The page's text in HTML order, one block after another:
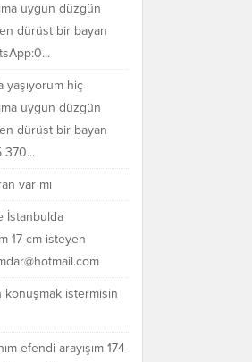
uygun düzgün
dürüst bir bayan
yaşıyorum hiç
uygun düzgün
dürüst bir bayan
370...
var mı
İstanbulda
17 cm isteyen
konuşmak istermisin
efendi arayışım 174